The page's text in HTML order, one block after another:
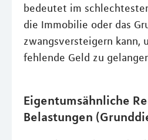
bedeutet im
die Immobilie oder das
zwangsversteigern kann,
fehlende Geld zu
Eigentumsähnliche
Belastungen